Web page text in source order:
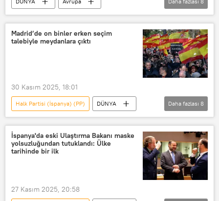
Emmanuel Macron
Carsten Schneider
Fransa
Almanya
AB
Avrupa Birliği
Madrid’de on binler erken seçim
talebiyle meydanlara çıktı
30 Kasım 2025, 18:01
Halk Partisi (İspanya) (PP)
DÜNYA
Madrid
Protesto
Haberler
Pedro Sanchez
Halk Partisi (PP)
Navarra
Vox
Daha fazlası 8
İspanya'da eski Ulaştırma Bakanı maske
yolsuzluğundan tutuklandı: Ülke
tarihinde bir ilk
27 Kasım 2025, 20:58